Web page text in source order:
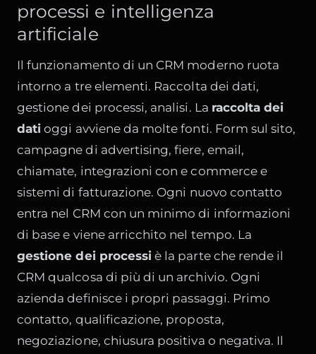
processi e intelligenza
artificiale
Il funzionamento di un CRM moderno ruota
intorno a tre elementi. Raccolta dei dati,
gestione dei processi, analisi. La raccolta dei
dati oggi avviene da molte fonti. Form sul sito,
campagne di advertising, fiere, email,
chiamate, integrazioni con e commerce e
sistemi di fatturazione. Ogni nuovo contatto
entra nel CRM con un minimo di informazioni
di base e viene arricchito nel tempo. La
gestione dei processi è la parte che rende il
CRM qualcosa di più di un archivio. Ogni
azienda definisce i propri passaggi. Primo
contatto, qualificazione, proposta,
negoziazione, chiusura positiva o negativa. Il